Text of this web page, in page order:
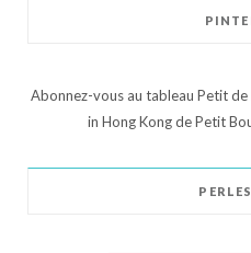
Abonnez-vous au tableau Petit
in Hong Kong de Petit